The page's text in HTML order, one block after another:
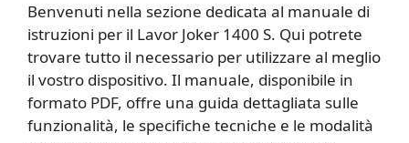
Benvenuti nella sezione dedicata al manuale di
istruzioni per il Lavor Joker 1400 S. Qui potrete
trovare tutto il necessario per utilizzare al meglio
il vostro dispositivo. Il manuale, disponibile in
formato PDF, offre una guida dettagliata sulle
funzionalità, le specifiche tecniche e le modalità